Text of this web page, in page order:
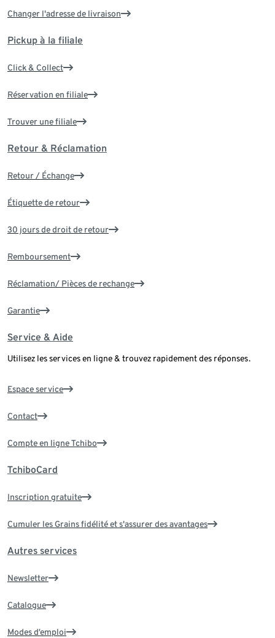
Changer l'adresse de livraison
Pickup à la filiale
Click & Collect
Réservation en filiale
Trouver une filiale
Retour & Réclamation
Retour / Échange
Étiquette de retour
30 jours de droit de retour
Remboursement
Réclamation/ Pièces de rechange
Garantie
Service & Aide
Utilisez les services en ligne & trouvez rapidement des réponses.
Espace service
Contact
Compte en ligne Tchibo
TchiboCard
Inscription gratuite
Cumuler les Grains fidélité et s'assurer des avantages
Autres services
Newsletter
Catalogue
Modes d’emploi